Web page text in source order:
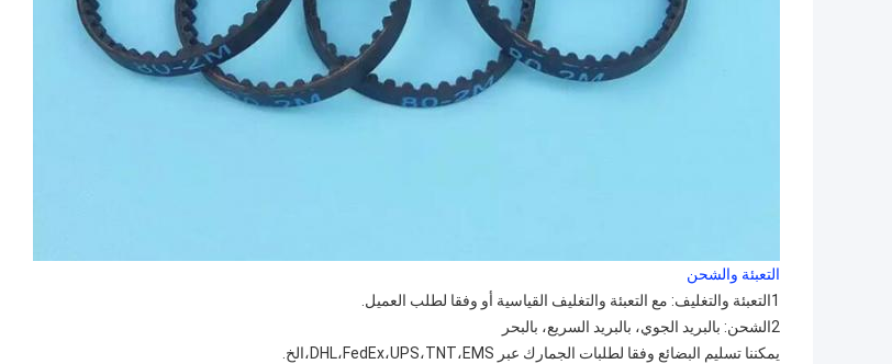
التعبئة والشحن
1التعبئة والتغليف: مع التعبئة والتغليف القياسية أو وفقا لطلب العميل.
2الشحن: بالبريد الجوي، بالبريد السريع، بالبحر
يمكننا تسليم البضائع وفقا لطلبات الجمارك عبر DHL،FedEx،UPS،TNT،EMS،الخ.